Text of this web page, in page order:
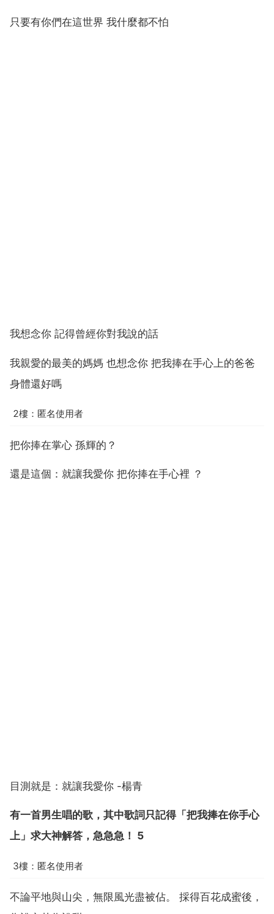
只要有你們在這世界 我什麼都不怕
我想念你 記得曾經你對我說的話
我親愛的最美的媽媽 也想念你 把我捧在手心上的爸爸
身體還好嗎
2樓：匿名使用者
把你捧在掌心 孫輝的？
還是這個：就讓我愛你 把你捧在手心裡 ？
目測就是：就讓我愛你 -楊青
有一首男生唱的歌，其中歌詞只記得「把我捧在你手心
上」求大神解答，急急急！ 5
3樓：匿名使用者
不論平地與山尖，無限風光盡被佔。 採得百花成蜜後，